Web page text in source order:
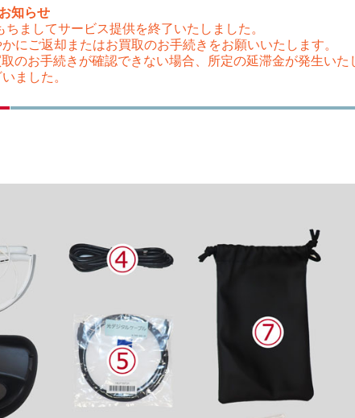
知らせ
ましてサービス提供を終了いたしました。
にご返却またはお買取のお手続きをお願いいたします。
のお手続きが確認できない場合、所定の延滞金が発生いた
ました。